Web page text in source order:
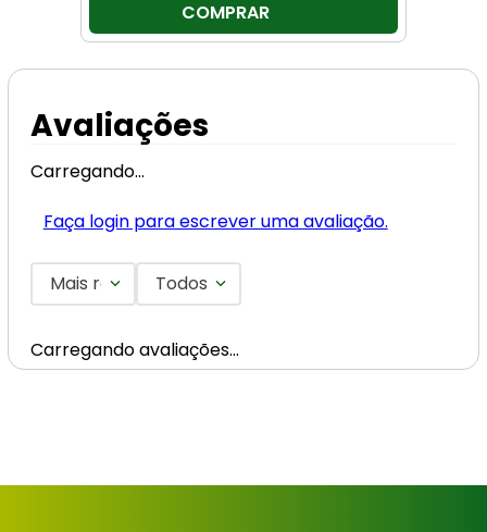
COMPRAR
Avaliações
Carregando…
Faça login para escrever uma avaliação.
Mais recentesTodos
Carregando avaliações…